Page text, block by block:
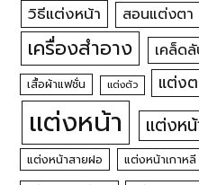
วิธีแต่งหน้า
สอนแต่งตา
เครื่องสำอาง เคล็ด
เสื้อผ้าแฟชั่น แต่งตัว แต่ง
แต่งหน้า แต่งห
แต่งหน้าสายฝอ แต่งหน้าเกาหลี